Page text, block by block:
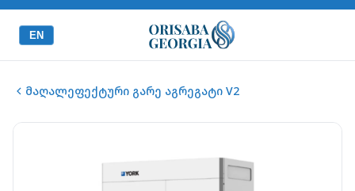
EN
მაღალეფექტური გარე აგრეგატი V2